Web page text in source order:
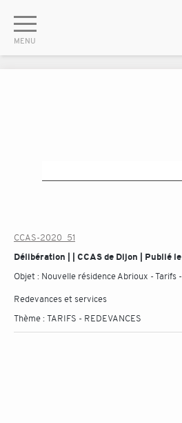
CCAS-2020_51
Délibération | | CCAS de Dijon | Publié le
Objet : Nouvelle résidence Abrioux - Tarifs -
Redevances et services
Thème :TARIFS - REDEVANCES